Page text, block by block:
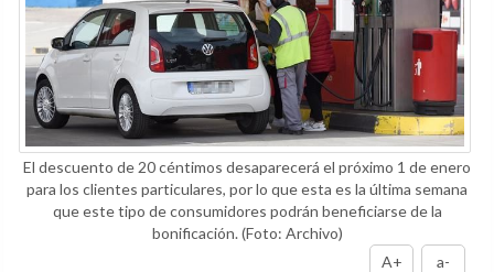
El descuento de 20 céntimos desaparecerá el próximo 1 de enero
para los clientes particulares, por lo que esta es la última semana
que este tipo de consumidores podrán beneficiarse de la
bonificación.(Foto: Archivo)
A+
a-